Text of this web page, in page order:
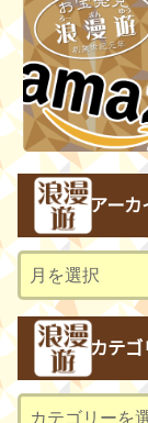
アーカ
ア
ー
カ
カテゴ